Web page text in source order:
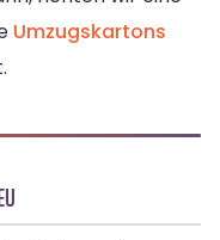
Umzugskartons